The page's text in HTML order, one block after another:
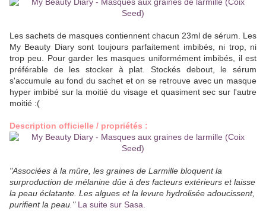
Les sachets de masques contiennent chacun 23ml de sérum. Les
My Beauty Diary sont toujours parfaitement imbibés, ni trop, ni
trop peu. Pour garder les masques uniformément imbibés, il est
préférable de les stocker à plat. Stockés debout, le sérum
s'accumule au fond du sachet et on se retrouve avec un masque
hyper imbibé sur la moitié du visage et quasiment sec sur l'autre
moitié :(
Description officielle / propriétés :
"Associées à la mûre, les graines de Larmille bloquent la
surproduction de mélanine dûe à des facteurs extérieurs et laisse
la peau éclatante. Les algues et la levure hydrolisée adoucissent,
purifient la peau." La suite sur Sasa.